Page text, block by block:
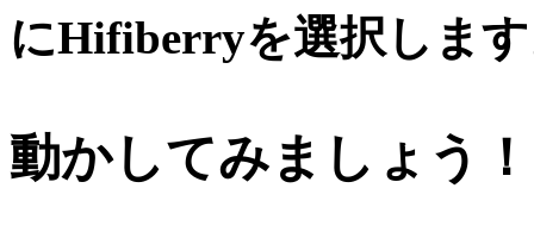
にHifiberryを選択しま
動かしてみましょう！